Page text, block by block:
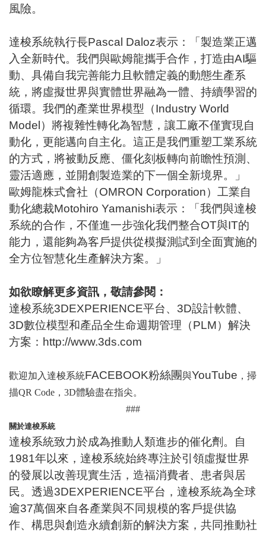
風險。
達梭系統執行長Pascal Daloz表示：「製造業正邁
入全新時代。我們與歐姆龍攜手合作，打造由AI驅
動、具備自我完善能力且軟體定義的動態生產系
統，將虛擬世界與實體世界融為一體、持續學習的
循環。我們的產業世界模型（Industry World
Model）將複雜性轉化為智慧，讓工廠不僅實現自
動化，更能邁向自主化。這正是我們重塑工業系統
的方式，將被動反應、僵化刻板轉向前瞻性預測、
靈活適應，並開創製造業的下一個全新境界。」
歐姆龍株式會社（OMRON Corporation）工業自
動化總裁Motohiro Yamanishi表示：「我們與達梭
系統的合作，不僅進一步強化我們整合OT與IT的
能力，還能夠為客戶提供從模擬測試到全面實施的
全方位智慧化生產解決方案。」
如欲瞭解更多資訊，敬請參閱：
達梭系統3DEXPERIENCE平台、3D設計軟體、
3D數位模型和產品全生命週期管理（PLM）解決
方案： http://www.3ds.com
歡迎加入達梭系統FACEBOOK粉絲團與YouTube ，掃
描QR Code ， 3D體驗盡在指尖。
###
關於達梭系統
達梭系統致力於成為推動人類進步的催化劑。自
1981年以來，達梭系統始終專注於引領虛擬世界
的發展以改善現實生活，造福消費者、患者與居
民。透過3DEXPERIENCE平台，達梭系統為全球
逾37萬個來自各產業與不同規模的客戶提供協
作、構思與創造永續創新的解決方案，共同推動社